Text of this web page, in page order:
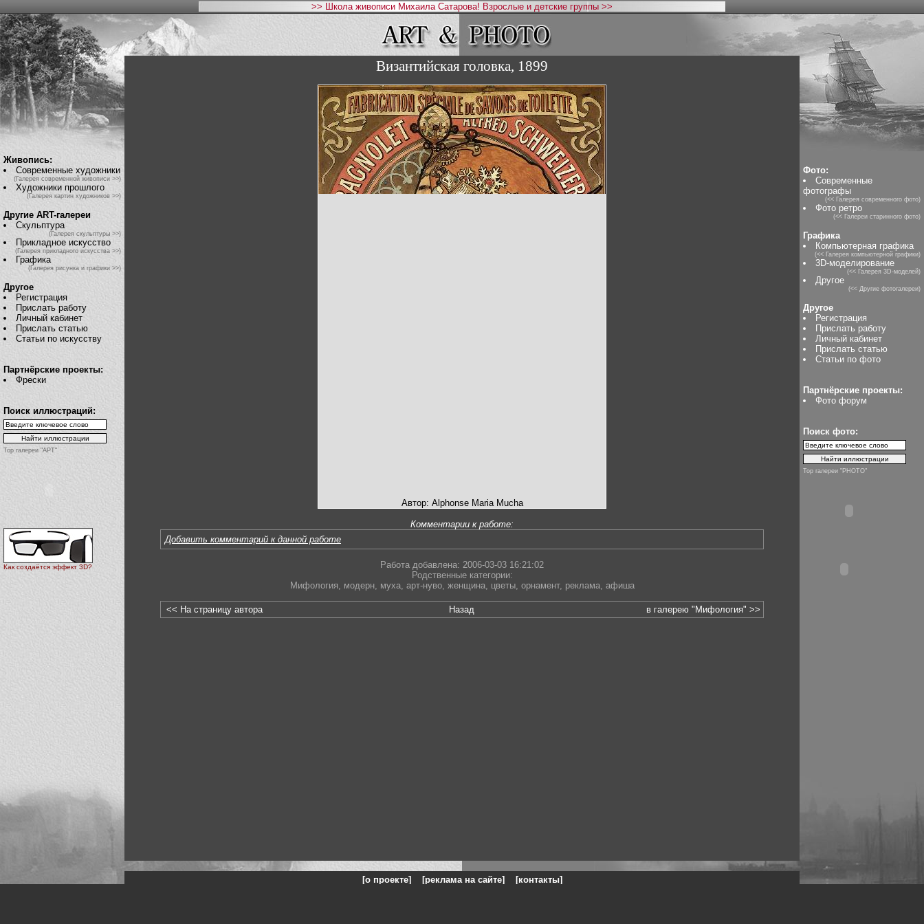
>> Школа живописи Михаила Сатарова! Взрослые и детские группы >>
Живопись:
Современные художники
(Галерея современной живописи >>)
Художники прошлого
(Галерея картин художников >>)
Другие ART-галереи
Скульптура
(Галерея скульптуры >>)
Прикладное искусство
(Галерея прикладного искусства >>)
Графика
(Галерея рисунка и графики >>)
Другое
Регистрация
Прислать работу
Личный кабинет
Прислать статью
Статьи по искусству
Партнёрские проекты:
Фрески
Поиск иллюстраций:
Top галереи "АРТ"
Как создаётся эффект 3D?
Византийская головка, 1899
Автор: Alphonse Maria Mucha
Комментарии к работе:
Добавить комментарий к данной работе
Работа добавлена: 2006-03-03 16:21:02
Родственные категории:
Мифология, модерн, муха, арт-нуво, женщина, цветы, орнамент, реклама, афиша
<< На страницу автора Назад в галерею "Мифология" >>
Фото:
Современные
фотографы
(<< Галерея современного фото)
Фото ретро
(<< Галереи старинного фото)
Графика
Компьютерная графика
(<< Галерея компьютерной графики)
3D-моделирование
(<< Галерея 3D-моделей)
Другое
(<< Другие фотогалереи)
Другое
Регистрация
Прислать работу
Личный кабинет
Прислать статью
Статьи по фото
Партнёрские проекты:
Фото форум
Поиск фото:
Top галереи "PHOTO"
[о проекте] [реклама на сайте] [контакты]